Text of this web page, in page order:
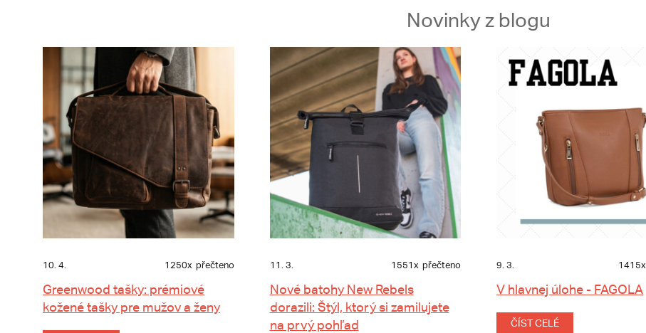
Novinky z blogu
10. 4. 1250x přečteno
Greenwood tašky: prémiové
kožené tašky pre mužov a ženy
11. 3. 1551x přečteno
Nové batohy New Rebels
dorazili: Štýl, ktorý si zamilujete
na prvý pohľad
9. 3. 1415x
V hlavnej úlohe - FAGOLA
ČÍST CELÉ